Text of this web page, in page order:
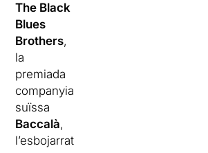
The Black
Blues
Brothers,
la
premiada
companyia
suïssa
Baccalà,
l’esbojarrat